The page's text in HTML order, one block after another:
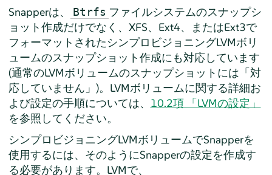
Snapperは、 Btrfs ファイルシステムのスナップシ
ョット作成だけでなく、XFS、Ext4、またはExt3で
フォーマットされたシンプロビジョニングLVMボリ
ュームのスナップショット作成にも対応しています
(通常のLVMボリュームのスナップショットには「対
応していません」)。LVMボリュームに関する詳細お
よび設定の手順については、 10.2項 「LVMの設定」
を参照してください。
シンプロビジョニングLVMボリュームでSnapperを
使用するには、そのようにSnapperの設定を作成す
る必要があります。LVMで、